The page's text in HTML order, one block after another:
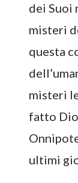
dei Suoi
misteri
questa
misteri
fatto
ultimi